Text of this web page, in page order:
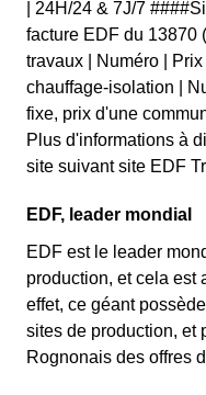
| 24H/24 & 7J/7
facture EDF du 13870
travaux | Numéro |
chauffage-isolation |
fixe, prix d'une
Plus d'informations à
site suivant site EDF
EDF, leader mondial
EDF est le leader
production, et cela est
effet, ce géant
sites de production, et
Rognonais des offres